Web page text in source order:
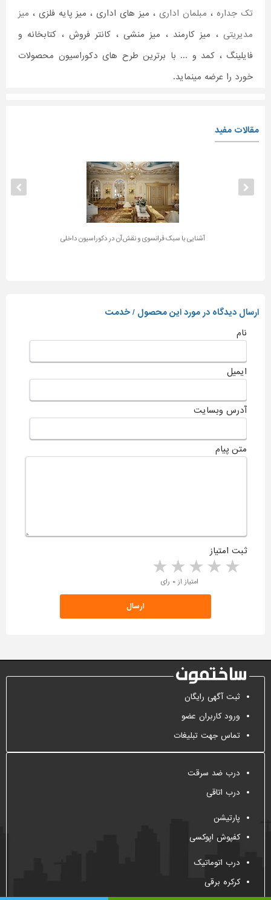
تک جداره ، مبلمان اداری ، میز های اداری ، میز پایه فلزی ، میز
مدیریتی ، میز کارمند ، میز منشی ، کانتر فروش ، کتابخانه و
فایلینگ ، کمد و ... با برترین طرح های دکوراسیون محصولات
خورد را عرضه مینماید.
مقالات مفید
آشنایی با سبک فرانسوی و نقش آن در دکوراسیون داخلی
ارسال دیدگاه در مورد این محصول / خدمت
نام
ایمیل
آدرس وبسایت
متن پیام
ثبت امتیاز
4 stars 3 stars 2 stars 1 star امتیاز از ۰ رای
ثبت آگهی رایگان
ورود کاربران عضو
تماس جهت تبلیغات
درب ضد سرقت
درب اتاقی
پارتیشن
کفپوش اپوکسی
درب اتوماتیک
کرکره برقی